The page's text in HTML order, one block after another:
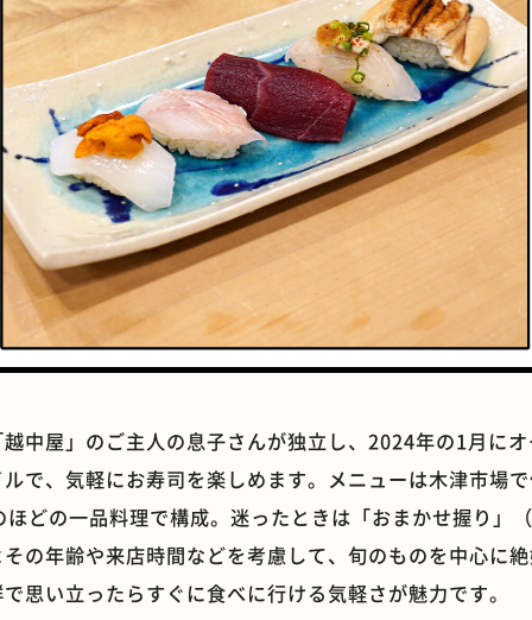
手芸 占い
中屋」のご主人の息子さんが独立し、2024年の1月に
で、気軽にお寿司を楽しめます。メニューは木津市場
ほどの一品料理で構成。迷ったときは「おまかせ握り」
の年齢や来店時間などを考慮して、旬のものを中心に
思い立ったらすぐに食べに行ける気軽さが魅力です。